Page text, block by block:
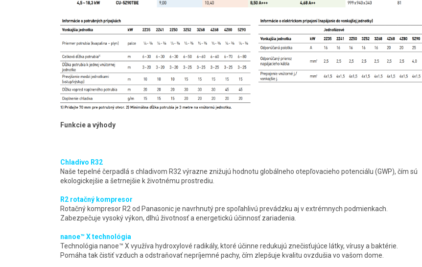
Funkcie a výhody
Chladivo R32
Naše tepelné čerpadlá s chladivom R32 výrazne znižujú hodnotu globálneho otepľovacieho potenciálu (GWP), čím sú
ekologickejšie a šetrnejšie k životnému prostrediu.
R2 rotačný kompresor
Rotačný kompresor R2 od Panasonic je navrhnutý pre spoľahlivú prevádzku aj v extrémnych podmienkach.
Zabezpečuje vysoký výkon, dlhú životnosť a energetickú účinnosť zariadenia.
nanoe™ X technológia
Technológia nanoe™ X využíva hydroxylové radikály, ktoré účinne redukujú znečisťujúce látky, vírusy a baktérie.
Pomáha tak čistiť vzduch a odstraňovať nepríjemné pachy, čím zlepšuje kvalitu ovzdušia vo vašom dome.